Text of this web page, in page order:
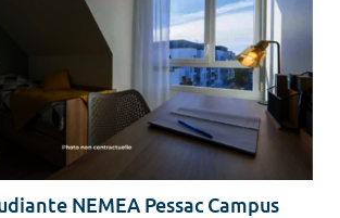
NEMEA Pessac Campus